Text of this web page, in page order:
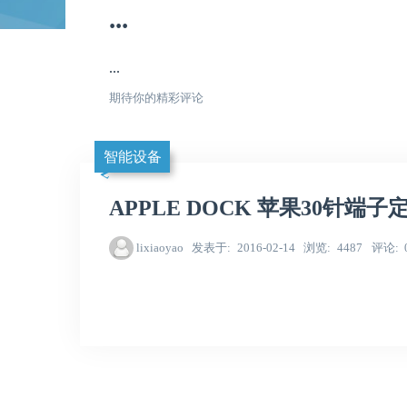
...
...
期待你的精彩评论
智能设备
APPLE DOCK 苹果30针端子
lixiaoyao 发表于 2016-02-14 浏览 4487 评论